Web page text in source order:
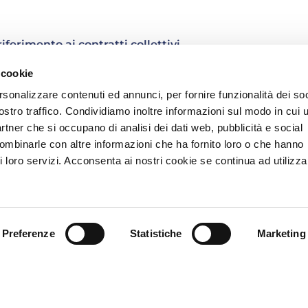
contenuti ed annunci, per fornire funzionalità dei
traffico. Condividiamo inoltre informazioni sul modo in cui
che si occupano di analisi dei dati web, pubblicità e social
con altre informazioni che ha fornito loro o che hanno
loro servizi. Acconsenta ai nostri cookie se continua ad
Preferenze Statistiche Marketing
ai contratti collettivi
sulla trasparenza (la numero 2019/1152),
rapporto di lavoro e garanzie minime di
medesimo. Non basterà più, dunque, il
di settore, come attualmente previsto dalla
nel contratto di lavoro oppure tramite
del rapporto. Alcune informazioni,